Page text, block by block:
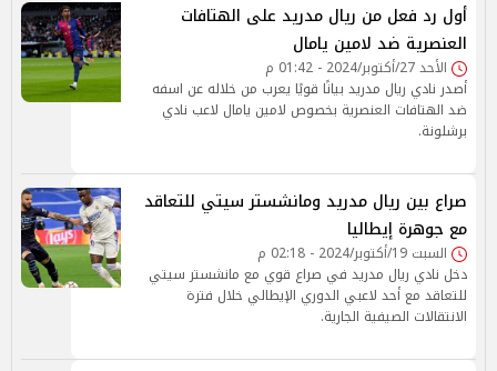
أول رد فعل من ريال مدريد على الهتافات
العنصرية ضد لامين يامال
الأحد 27/أكتوبر/2024 - 01:42 م
أصدر نادي ريال مدريد بيانًا قويًا يعرب من خلاله عن اسفه
ضد الهتافات العنصرية بخصوص لامين يامال لاعب نادي
برشلونة.
صراع بين ريال مدريد ومانشستر سيتي للتعاقد
مع جوهرة إيطاليا
السبت 19/أكتوبر/2024 - 02:18 م
دخل نادي ريال مدريد في صراع قوي مع مانشستر سيتي
للتعاقد مع أحد لاعبي الدوري الإيطالي خلال فترة
الانتقالات الصيفية الجارية.